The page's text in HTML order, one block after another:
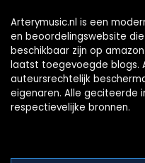
Arterymusic.nl is een
en beoordelingswebsite
beschikbaar zijn op
laatst toegevoegde blogs.
auteursrechtelijk
eigenaren. Alle geciteerde
respectievelijke bronnen.